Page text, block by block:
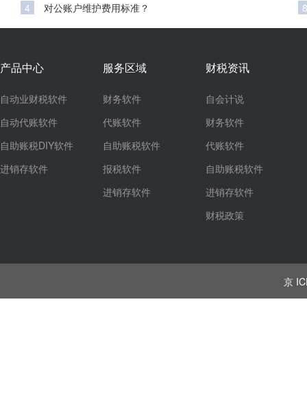
4 对公账户维护费用标准？ 8
产品中心
自动业财税软件
自动代账软件
自助账税DIY软件
进销存软件
服务区域
财务软件
代账软件
自助账税软件
报税软件
进销存软件
财税资讯
自会计说
财务软件
代账软件
自助账税软件
进销存软件
财税政策
京